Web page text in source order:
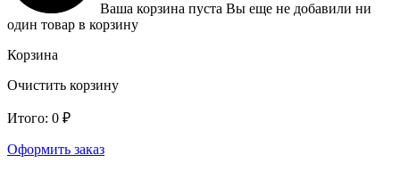
Ваша корзина пуста Вы еще не добавили ни
один товар в корзину
Корзина
Очистить корзину
Итого: 0 ₽
Оформить заказ